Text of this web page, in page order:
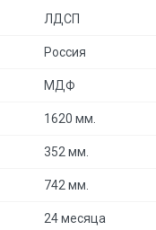
ЛДСП
Россия
МДФ
1620 мм.
352 мм.
742 мм.
24 месяца